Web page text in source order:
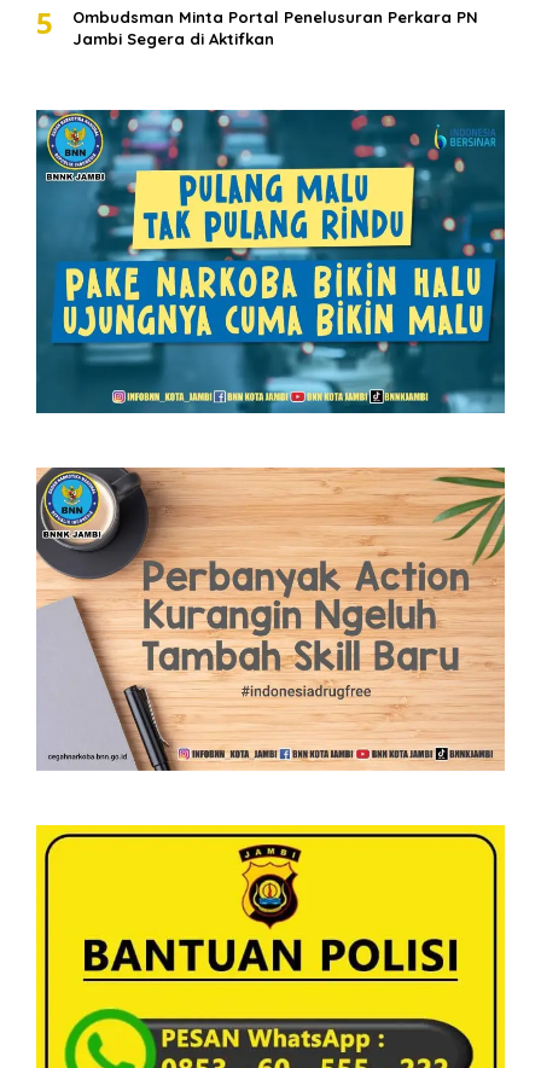
5
Ombudsman Minta Portal Penelusuran Perkara PN
Jambi Segera di Aktifkan